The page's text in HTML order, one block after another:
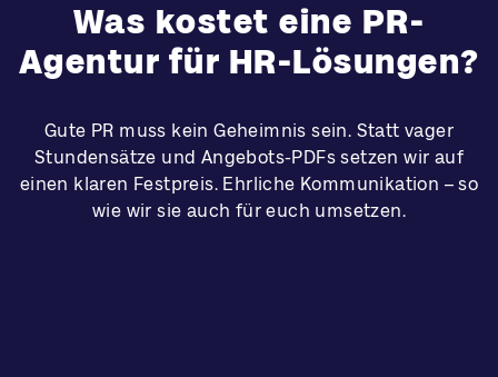
Was kostet eine PR-
Agentur für HR-Lösungen?
Gute PR muss kein Geheimnis sein. Statt vager
Stundensätze und Angebots-PDFs setzen wir auf
einen klaren Festpreis. Ehrliche Kommunikation – so
wie wir sie auch für euch umsetzen.